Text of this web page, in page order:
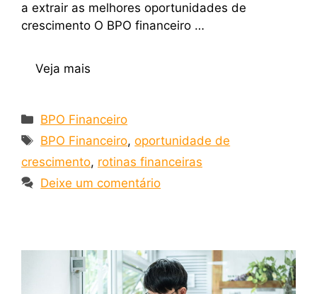
a extrair as melhores oportunidades de
crescimento O BPO financeiro …
Veja mais
BPO Financeiro
BPO Financeiro,oportunidade de
crescimento, rotinas financeiras
Deixe um comentário